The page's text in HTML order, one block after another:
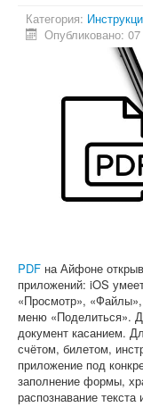
Процессоры
Рейтинги
Системные
Категория:
Опубликовано:
PDF на Айфоне
приложений: iOS
«Просмотр»,
меню «Поделиться».
документ касанием.
счётом, билетом,
приложение под
заполнение формы,
распознавание текста